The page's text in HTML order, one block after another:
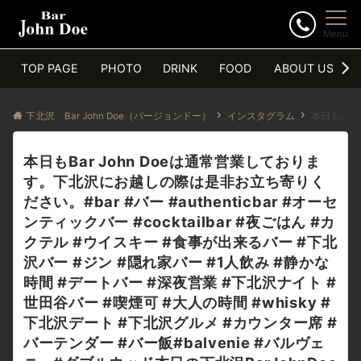
Menu
TOP PAGE PHOTO DRINK FOOD ABOUT US
下北沢 Bar John Doe（バージョンドー） インスタグラム 本日もBar John Doeは通常営業しております。下北沢にお越しの際は是非お立ち寄りください。#bar #バー #authenticbar #オーセンティックバー #cocktailbar #夜ごはん #カクテル #ウイスキー #食事が出来るバー #下北沢バー #ジン #隠れ家バー #1人飲み #静かな時間 #デートバー #深夜営業 #下北沢ナイト #世田谷バー #喫煙可 #大人の時間 #whisky #下北沢デート #下北沢グルメ #カウンター席 #バーテンダー #バー飯#balvenie #バルヴェニー#ダブルウッド本日の下北沢BarJohnDoe
本日もBar John Doeは通常営業しておりま
す。下北沢にお越しの際は是非お立ち寄りく
ださい。#bar #バー #authenticbar #オーセ
ンティックバー #cocktailbar #夜ごはん #カ
クテル #ウイスキー #食事が出来るバー #下北
沢バー #ジン #隠れ家バー #1人飲み #静かな
時間 #デートバー #深夜営業 #下北沢ナイト #
世田谷バー #喫煙可 #大人の時間 #whisky #
下北沢デート #下北沢グルメ #カウンター席 #
バーテンダー #バー飯#balvenie #バルヴェ